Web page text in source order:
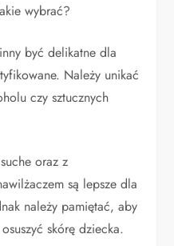
wybrać?
być delikatne dla
Należy unikać
czy sztucznych
oraz z
są lepsze dla
należy pamiętać, aby
skórę dziecka.